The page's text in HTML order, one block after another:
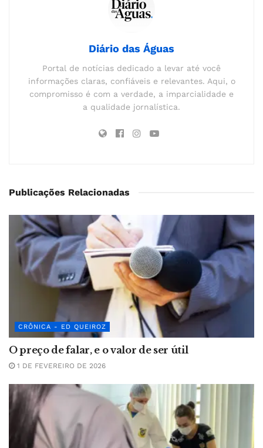
Diário das Águas
Portal de notícias dedicado a levar até você
informações claras, confiáveis e relevantes. Aqui, o
compromisso é com a verdade, a imparcialidade e
a qualidade jornalística.
Publicações Relacionadas
CRÔNICA - ED QUEIROZ
O preço de falar, e o valor de ser útil
1 DE FEVEREIRO DE 2026